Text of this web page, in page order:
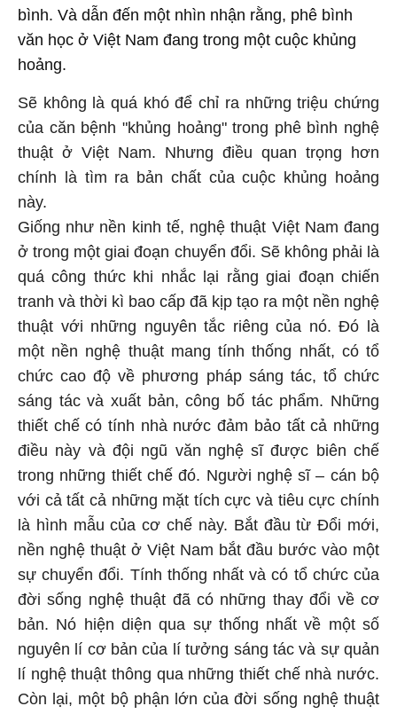
bình. Và dẫn đến một nhìn nhận rằng, phê bình
văn học ở Việt Nam đang trong một cuộc khủng
hoảng.
Sẽ không là quá khó để chỉ ra những triệu chứng
của căn bệnh "khủng hoảng" trong phê bình nghệ
thuật ở Việt Nam. Nhưng điều quan trọng hơn
chính là tìm ra bản chất của cuộc khủng hoảng
này.
Giống như nền kinh tế, nghệ thuật Việt Nam đang
ở trong một giai đoạn chuyển đổi. Sẽ không phải là
quá công thức khi nhắc lại rằng giai đoạn chiến
tranh và thời kì bao cấp đã kịp tạo ra một nền nghệ
thuật với những nguyên tắc riêng của nó. Đó là
một nền nghệ thuật mang tính thống nhất, có tổ
chức cao độ về phương pháp sáng tác, tổ chức
sáng tác và xuất bản, công bố tác phẩm. Những
thiết chế có tính nhà nước đảm bảo tất cả những
điều này và đội ngũ văn nghệ sĩ được biên chế
trong những thiết chế đó. Người nghệ sĩ – cán bộ
với cả tất cả những mặt tích cực và tiêu cực chính
là hình mẫu của cơ chế này. Bắt đầu từ Đổi mới,
nền nghệ thuật ở Việt Nam bắt đầu bước vào một
sự chuyển đổi. Tính thống nhất và có tổ chức của
đời sống nghệ thuật đã có những thay đổi về cơ
bản. Nó hiện diện qua sự thống nhất về một số
nguyên lí cơ bản của lí tưởng sáng tác và sự quản
lí nghệ thuật thông qua những thiết chế nhà nước.
Còn lại, một bộ phận lớn của đời sống nghệ thuật